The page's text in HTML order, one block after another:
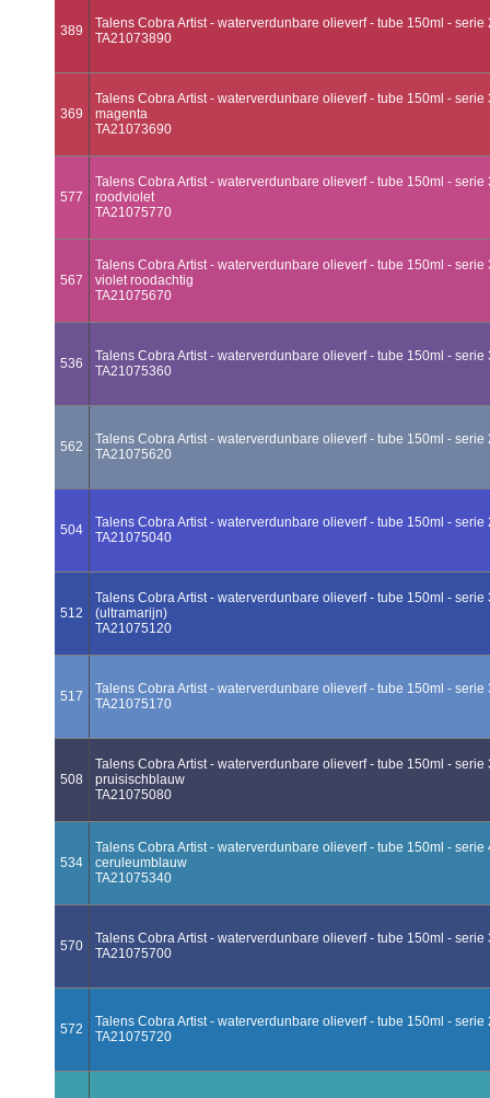
389
Talens Cobra Artist - waterverdunbare olieverf - tube 150ml - serie
TA21073890
369
Talens Cobra Artist - waterverdunbare olieverf - tube 150ml - serie
magenta
TA21073690
577
Talens Cobra Artist - waterverdunbare olieverf - tube 150ml - serie
roodviolet
TA21075770
567
Talens Cobra Artist - waterverdunbare olieverf - tube 150ml - serie
violet roodachtig
TA21075670
536
Talens Cobra Artist - waterverdunbare olieverf - tube 150ml - serie
TA21075360
562
Talens Cobra Artist - waterverdunbare olieverf - tube 150ml - serie
TA21075620
504
Talens Cobra Artist - waterverdunbare olieverf - tube 150ml - serie
TA21075040
512
Talens Cobra Artist - waterverdunbare olieverf - tube 150ml - serie
(ultramarijn)
TA21075120
517
Talens Cobra Artist - waterverdunbare olieverf - tube 150ml -
TA21075170
508
Talens Cobra Artist - waterverdunbare olieverf - tube 150ml - serie
pruisischblauw
TA21075080
534
Talens Cobra Artist - waterverdunbare olieverf - tube 150ml - serie
ceruleumblauw
TA21075340
570
Talens Cobra Artist - waterverdunbare olieverf - tube 150ml -
TA21075700
572
Talens Cobra Artist - waterverdunbare olieverf - tube 150ml - serie
TA21075720